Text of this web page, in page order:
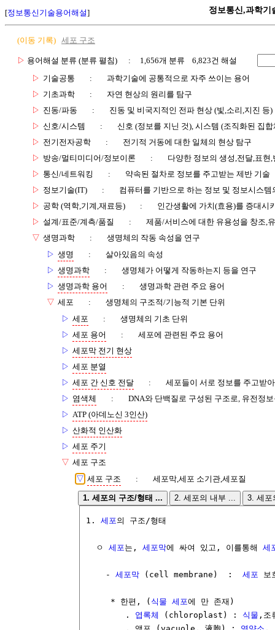
[정보통신기술용어해설] 정보통신,과학기
(이동 기록) 세포 구조
▷ 용어해설 분류 (분류 펼침)
: 1,656개 분류 6,823건 해설
▷ 기술공통 :
과학기술에 공통적으로 자주 쓰이는 용어
▷ 기초과학 :
자연 현상의 원리를 탐구
▷ 진동/파동 :
진동 및 비국지적인 전파 현상 (빛,소리,지진 등)
▷ 신호/시스템 :
신호 (정보를 지닌 것), 시스템 (조직화된 집합
▷ 전기전자공학 :
전기적 거동에 대한 일체의 현상 탐구
▷ 방송/멀티미디어/정보이론 :
다양한 정보의 생성,전달,표현
▷ 통신/네트워킹 :
약속된 절차로 정보를 주고받는 제반 기술
▷ 정보기술(IT) :
컴퓨터를 기반으로 하는 정보 및 정보시스템
▷ 공학 (역학,기계,재료등) :
인간생활에 가치(효용)를 증대시
▷ 설계/표준/계측/품질 :
제품/서비스에 대한 유용성을 창조,
▽ 생명과학 :
생명체의 작동 속성을 연구
▷ 생명 :
살아있음의 속성
▷ 생명과학 :
생명체가 어떻게 작동하는지 등을 연구
▷ 생명과학 용어 :
생명과학 관련 주요 용어
▽ 세포 :
생명체의 구조적/기능적 기본 단위
▷ 세포 :
생명체의 기초 단위
▷ 세포 용어 :
세포에 관련된 주요 용어
▷ 세포막 전기 현상
▷ 세포 분열
▷ 세포 간 신호 전달 :
세포들이 서로 정보를 주고받
▷ 염색체 :
DNA와 단백질로 구성된 구조로, 유전정
▷ ATP (아데노신 3인산)
▷ 산화적 인산화
▷ 세포 주기
▽ 세포 구조
▽ 세포 구조 : 세포막,세포 소기관,세포질
1. 세포의 구조/형태 ... 2. 세포의 내부 ... 3. 세포
1. 세포의 구조/형태
  ㅇ
세포는, 세포막에 싸여 있고, 이를통해 세
    -
세포막 (cell membrane)  : 세포 보
     * 한편, (
식물 세포에 만 존재)
        .
엽록체 (chloroplast) : 식물 ,조
        . 액포 (vacuole, 液胞) :
영양소 ,